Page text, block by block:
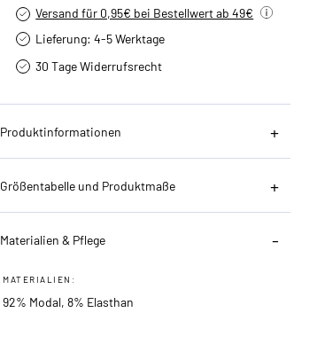
Versand für 0,95€ bei Bestellwert ab 49€
Lieferung: 4-5 Werktage
30 Tage Widerrufsrecht
Produktinformationen
Größentabelle und Produktmaße
Materialien & Pflege
MATERIALIEN:
92% Modal, 8% Elasthan